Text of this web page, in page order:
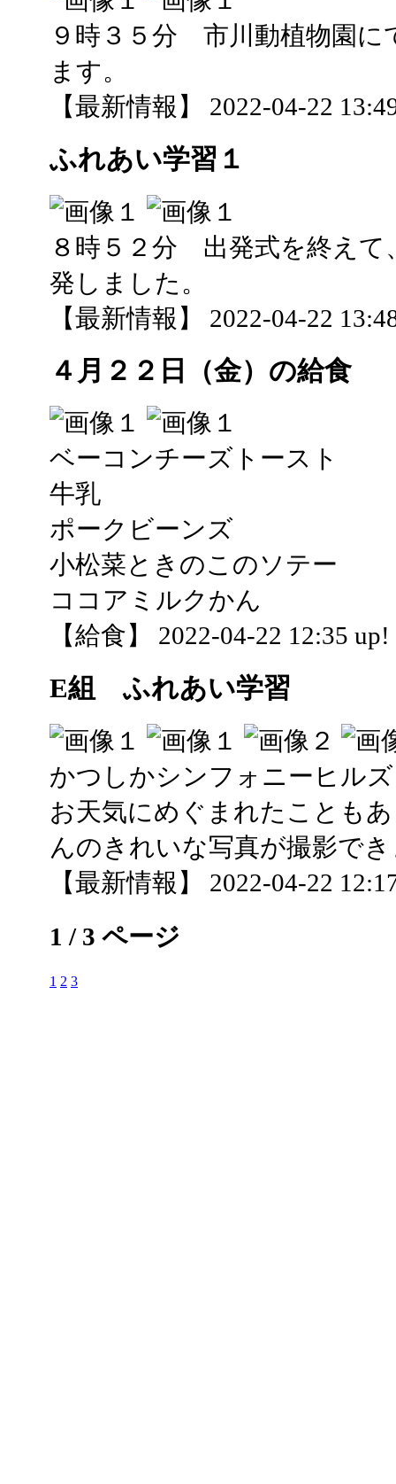
９時３５分 市川動植物園に
ます。
【最新情報】 2022-04-22
ふれあい学習１
８時５２分 出発式を終えて
発しました。
【最新情報】 2022-04-22
４月２２日（金）の給食
ベーコンチーズトースト
牛乳
ポークビーンズ
小松菜ときのこのソテー
ココアミルクかん
【給食】 2022-04-22 12:35 up!
E組 ふれあい学習
かつしかシンフォニーヒル
お天気にめぐまれたことも
んのきれいな写真が撮影で
【最新情報】 2022-04-22
1 / 3 ページ
1 2 3